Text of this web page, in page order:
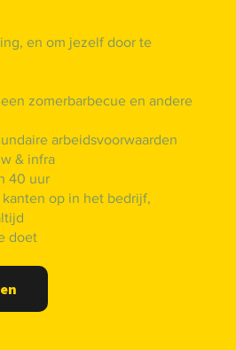
en om jezelf door te
zomerbarbecue en andere
arbeidsvoorwaarden
& infra
40 uur
op in het bedrijf,
doet